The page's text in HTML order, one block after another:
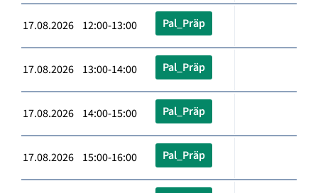
17.08.2026 12:00-13:00 Pal_Präp
17.08.2026 13:00-14:00 Pal_Präp
17.08.2026 14:00-15:00 Pal_Präp
17.08.2026 15:00-16:00 Pal_Präp